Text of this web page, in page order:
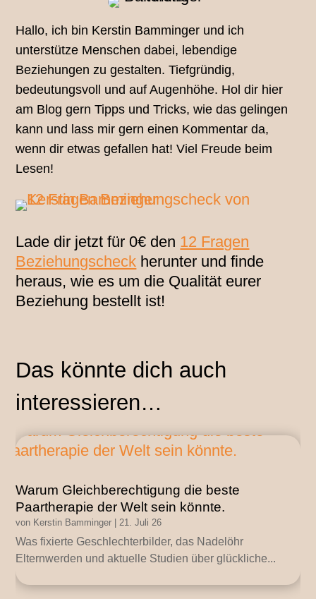
Hallo, ich bin Kerstin Bamminger und ich
unterstütze Menschen dabei, lebendige
Beziehungen zu gestalten. Tiefgründig,
bedeutungsvoll und auf Augenhöhe. Hol dir hier
am Blog gern Tipps und Tricks, wie das gelingen
kann und lass mir gern einen Kommentar da,
wenn dir etwas gefallen hat! Viel Freude beim
Lesen!
Lade dir jetzt für 0€ den 12 Fragen
Beziehungscheck herunter und finde
heraus, wie es um die Qualität eurer
Beziehung bestellt ist!
Das könnte dich auch
interessieren…
Warum Gleichberechtigung die beste
Paartherapie der Welt sein könnte.
von Kerstin Bamminger |21. Juli 26
Was fixierte Geschlechterbilder, das Nadelöhr
Elternwerden und aktuelle Studien über glückliche...